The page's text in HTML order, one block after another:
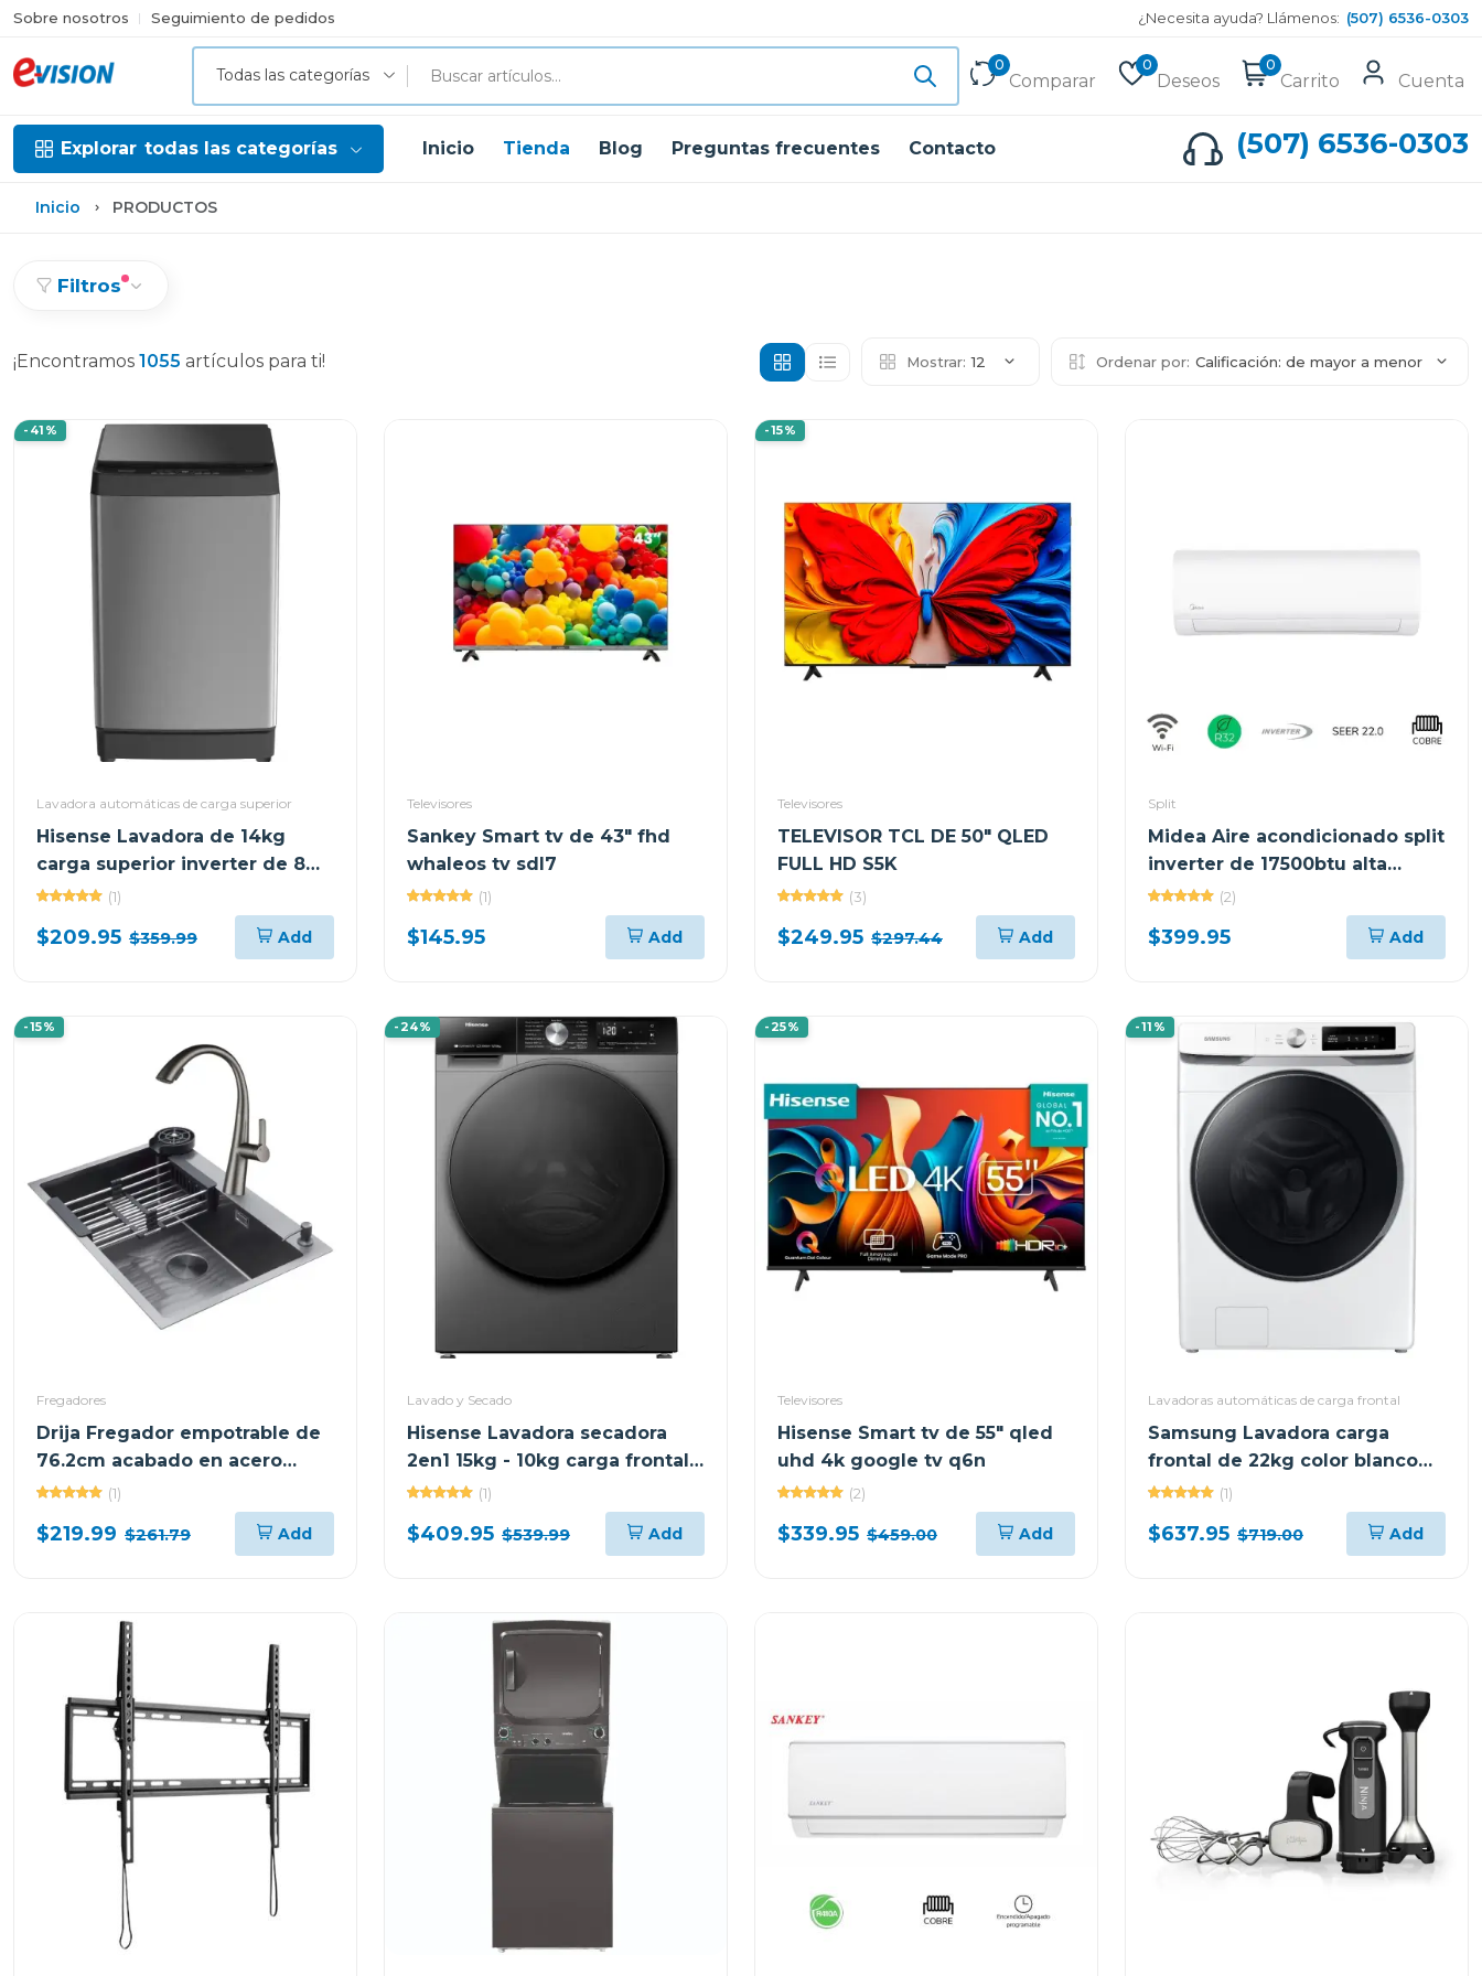
Sobre nosotros Seguimiento de pedidos ¿Necesita ayuda? Llámenos: (507) 6536-0303
Todas las categorías
0
Comparar
0
Deseos
0
Carrito Cuenta
Explorar todas las categorías Inicio Tienda Blog Preguntas frecuentes Contacto (507) 6536-0303
Inicio PRODUCTOS
Filtros
¡Encontramos 1055 artículos para ti! Mostrar: 12 Ordenar por: Calificación: de mayor a menor
-41%
Lavadora automáticas de carga superior
Hisense Lavadora de 14kg
carga superior inverter de 8
ciclos wt5k1423
(1)
$209.95 $359.99 Add
Televisores
Sankey Smart tv de 43" fhd
whaleos tv sdl7
(1)
$145.95 Add
-15%
Televisores
TELEVISOR TCL DE 50" QLED
FULL HD S5K
(3)
$249.95 $297.44 Add
Split
Midea Aire acondicionado split
inverter de 17500btu alta
eficiencia 18cfn8ce
(2)
$399.95 Add
-15%
Fregadores
Drija Fregador empotrable de
76.2cm acabado en acero
BOLONIA76
(1)
$219.99 $261.79 Add
-24%
Lavado y Secado
Hisense Lavadora secadora
2en1 15kg - 10kg carga frontal
color gris wd3s1543
(1)
$409.95 $539.99 Add
-25%
Televisores
Hisense Smart tv de 55" qled
uhd 4k google tv q6n
(2)
$339.95 $459.00 Add
-11%
Lavadoras automáticas de carga frontal
Samsung Lavadora carga
frontal de 22kg color blanco
wf22c6400aw
(1)
$637.95 $719.00 Add